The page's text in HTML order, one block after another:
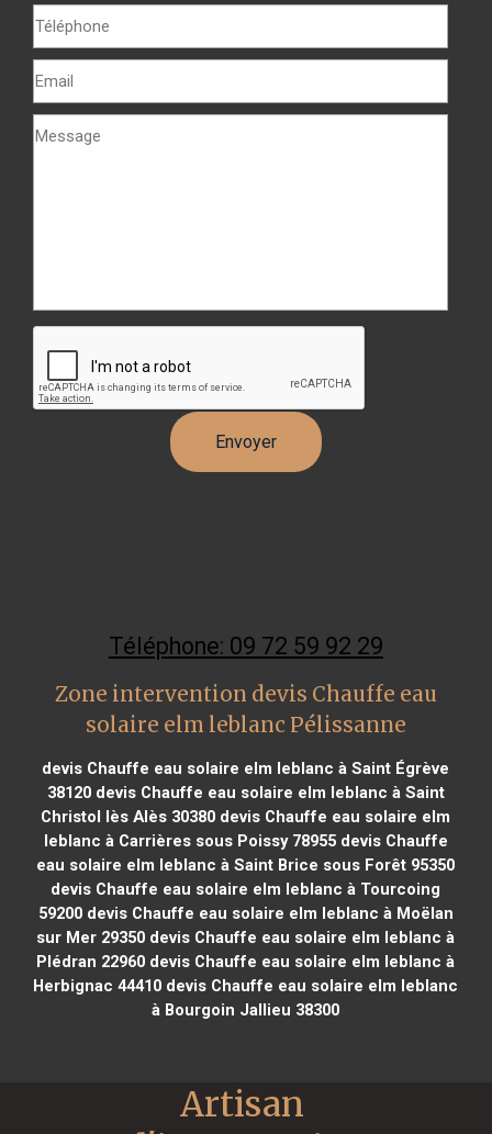
Téléphone: 09 72 59 92 29
Zone intervention devis Chauffe eau
solaire elm leblanc Pélissanne
devis Chauffe eau solaire elm leblanc à Saint Égrève
38120devis Chauffe eau solaire elm leblanc à Saint
Christol lès Alès 30380 devis Chauffe eau solaire elm
leblanc à Carrières sous Poissy 78955devis Chauffe
eau solaire elm leblanc à Saint Brice sous Forêt 95350
devis Chauffe eau solaire elm leblanc à Tourcoing
59200devis Chauffe eau solaire elm leblanc à Moëlan
sur Mer 29350 devis Chauffe eau solaire elm leblanc à
Plédran 22960 devis Chauffe eau solaire elm leblanc à
Herbignac 44410 devis Chauffe eau solaire elm leblanc
à Bourgoin Jallieu 38300
Artisan